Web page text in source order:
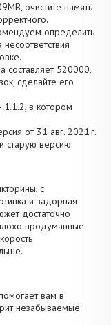
очистите память
определить
составляет 520000,
сделайте его
1.1.2, в котором
от 31 авг. 2021 г.
старую версию.
с
и задорная
достаточно
продуманные
вам в
незабываемые